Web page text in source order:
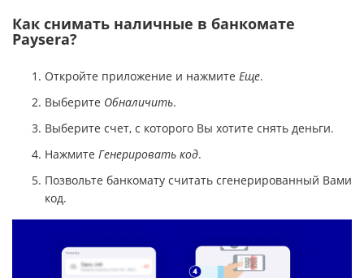
Как снимать наличные в банкомате
Paysera?
Откройте приложение и нажмите Еще.
Выберите Обналичить.
Выберите счет, с которого Вы хотите снять деньги.
Нажмите Генерировать код.
Позвольте банкомату считать сгенерированный Вами
код.